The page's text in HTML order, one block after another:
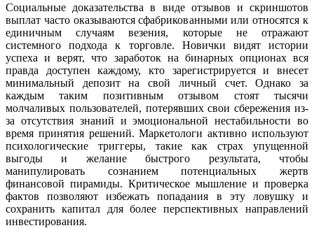
Социальные доказательства в виде отзывов и скриншотов
выплат часто оказываются сфабрикованными или относятся к
единичным случаям везения, которые не отражают
системного подхода к торговле. Новички видят истории
успеха и верят, что заработок на бинарных опционах вся
правда доступен каждому, кто зарегистрируется и внесет
минимальный депозит на свой личный счет. Однако за
каждым таким позитивным отзывом стоят тысячи
молчаливых пользователей, потерявших свои сбережения из-
за отсутствия знаний и эмоциональной нестабильности во
время принятия решений. Маркетологи активно используют
психологические триггеры, такие как страх упущенной
выгоды и желание быстрого результата, чтобы
манипулировать сознанием потенциальных жертв
финансовой пирамиды. Критическое мышление и проверка
фактов позволяют избежать попадания в эту ловушку и
сохранить капитал для более перспективных направлений
инвестирования.